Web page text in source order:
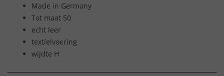
Made in Germany
Tot maat 50
echt leer
textielvoering
wijdte H